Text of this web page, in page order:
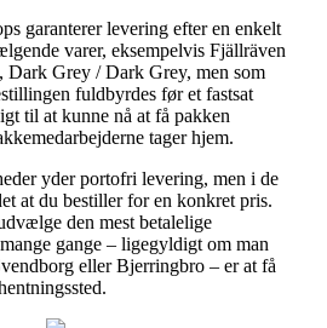
garanterer levering efter en enkelt
varer, eksempelvis Fjällräven
Dark Grey / Dark Grey, men som
fuldbyrdes før et fastsat
til at kunne nå at få pakken
tager hjem.
yder portofri levering, men i de
at du bestiller for en konkret pris.
den mest betalelige
gange – ligegyldigt om man
eller Bjerringbro – er at få